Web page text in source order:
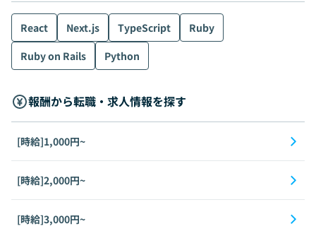
React Next.js TypeScript
Ruby
Ruby on Rails
Python
報酬から転職・求人情報を探す
[時給]1,000円~
[時給]2,000円~
[時給]3,000円~